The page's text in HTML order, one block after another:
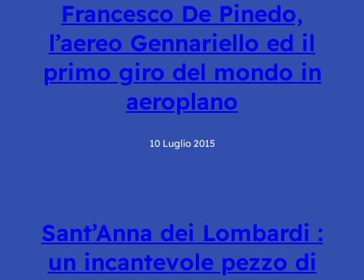
Francesco De Pinedo,
l’aereo Gennariello ed il
primo giro del mondo in
aeroplano
10 Luglio 2015
Sant’Anna dei Lombardi :
un incantevole pezzo di